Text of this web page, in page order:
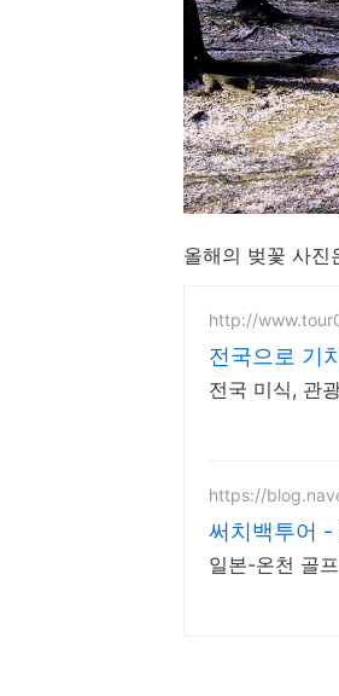
올해의 벚꽃 사진
http://
전국으로 기
전국 미식, 관
https://
써치백투어 -
일본-온천 골